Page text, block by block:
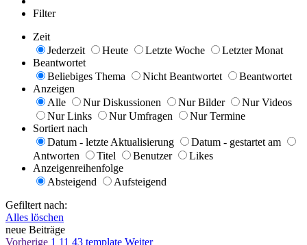
Filter
Zeit
Jederzeit
Heute Letzte Woche
Letzter Monat
Beantwortet
Beliebiges Thema
Nicht Beantwortet
Beantwortet
Anzeigen
Alle
Nur Diskussionen Nur Bilder
Nur Videos
Nur Links
Nur Umfragen
Nur Termine
Sortiert nach
Datum - letzte Aktualisierung
Datum - gestartet am
Antworten
Titel Benutzer
Likes
Anzeigenreihenfolge
Absteigend
Aufsteigend
Gefiltert nach:
Alles löschen
neue Beiträge
Vorherige 1 11 43 template Weiter